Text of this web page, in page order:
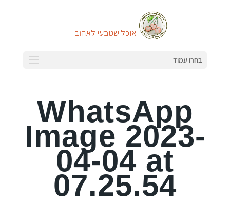
בחרו עמוד
WhatsApp
Image 2023-
04-04 at
07.25.54